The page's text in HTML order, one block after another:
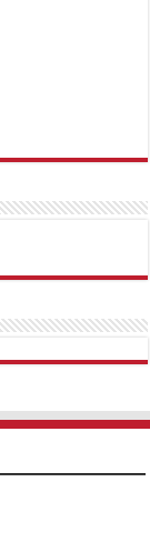
MatadorbetMariobet